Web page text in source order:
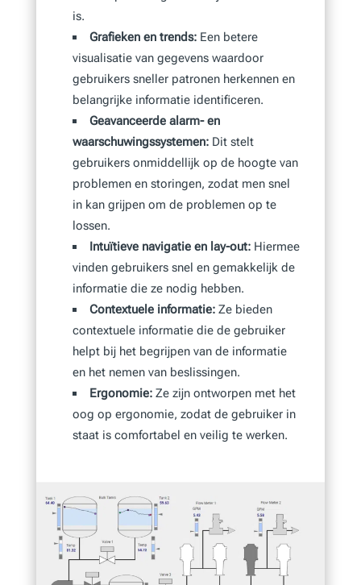
is.
Grafieken en trends:Een betere
visualisatie van gegevens waardoor
gebruikers sneller patronen herkennen en
belangrijke informatie identificeren.
Geavanceerde alarm- en
waarschuwingssystemen:Dit stelt
gebruikers onmiddellijk op de hoogte van
problemen en storingen, zodat men snel
in kan grijpen om de problemen op te
lossen.
Intuïtieve navigatie en lay-out:Hiermee
vinden gebruikers snel en gemakkelijk de
informatie die ze nodig hebben.
Contextuele informatie:Ze bieden
contextuele informatie die de gebruiker
helpt bij het begrijpen van de informatie
en het nemen van beslissingen.
Ergonomie:Ze zijn ontworpen met het
oog op ergonomie, zodat de gebruiker in
staat is comfortabel en veilig te werken.